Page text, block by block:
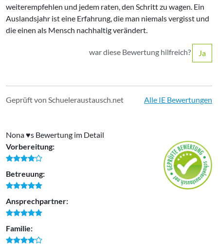
weiterempfehlen und jedem raten, den Schritt zu wagen. Ein
Auslandsjahr ist eine Erfahrung, die man niemals vergisst und
die einen als Mensch nachhaltig verändert.
war diese Bewertung hilfreich? Ja
Geprüft von Schueleraustausch.net Alle IE Bewertungen
Nona ♥️s Bewertung im Detail
Vorbereitung:
Betreuung:
Ansprechpartner:
Familie: